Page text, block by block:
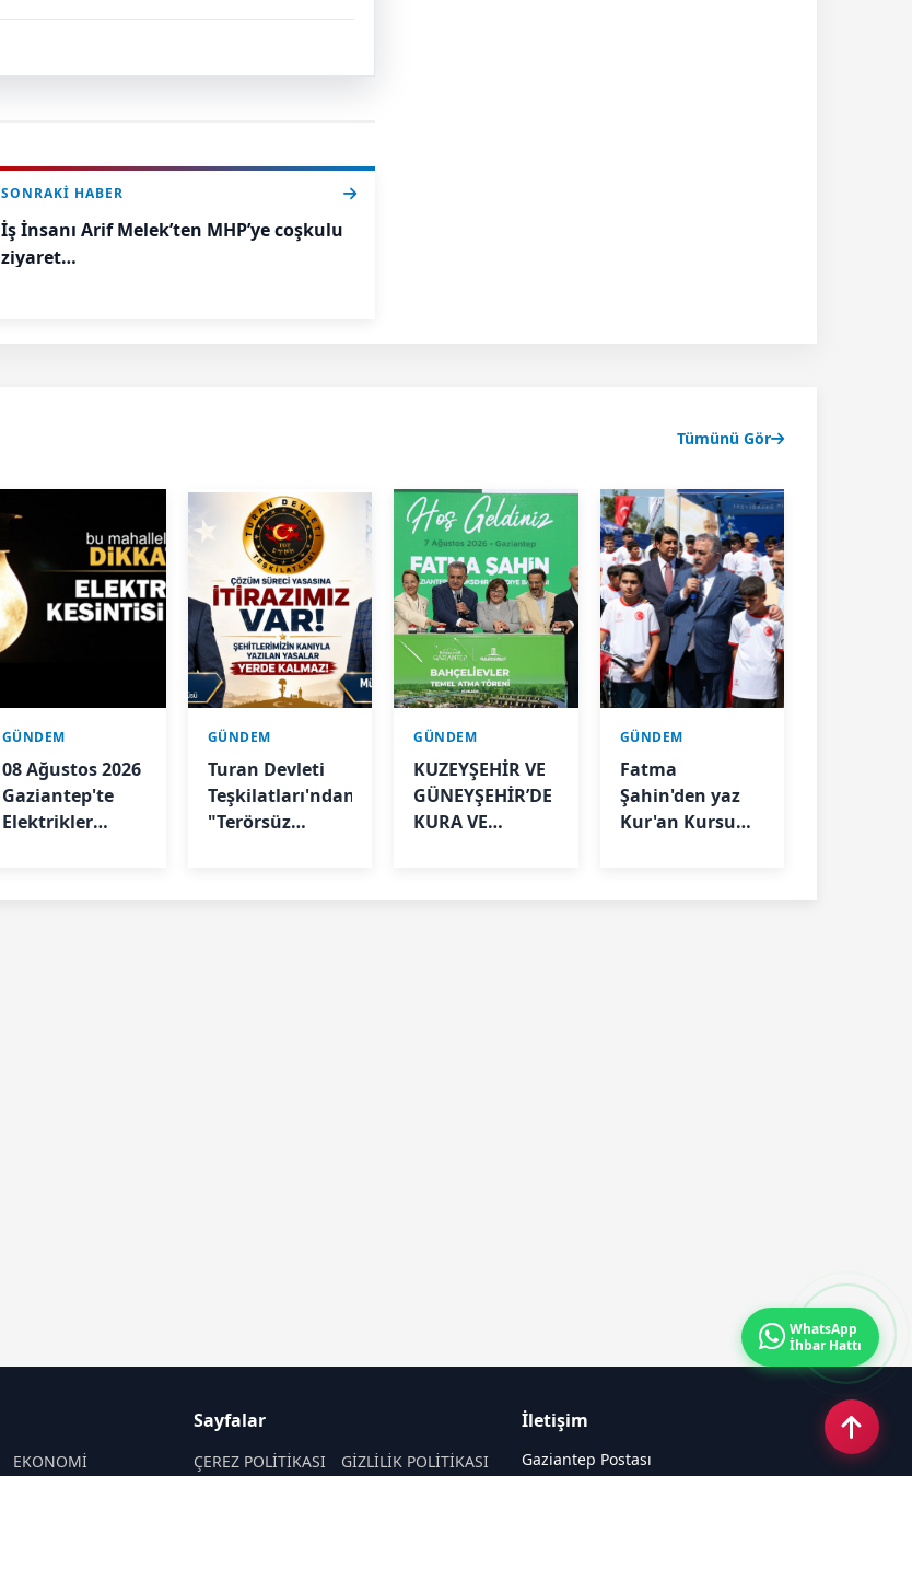
SONRAKI HABER
İş İnsanı Arif Melek’ten MHP’ye coşkulu
ziyaret…
Tümünü Gör
GÜNDEM
08 Ağustos 2026
Gaziantep'te
Elektrikler
GÜNDEM
Turan Devleti
Teşkilatları'ndan
"Terörsüz
GÜNDEM
KUZEYŞEHİR VE
GÜNEYŞEHİR’DE
KURA VE
GÜNDEM
Fatma
Şahin'den yaz
Kur'an Kursu
EKONOMİ
Sayfalar
ÇEREZ POLİTİKASI
GİZLİLİK POLİTİKASI
İletişim
Gaziantep Postası
WhatsApp
İhbar Hattı